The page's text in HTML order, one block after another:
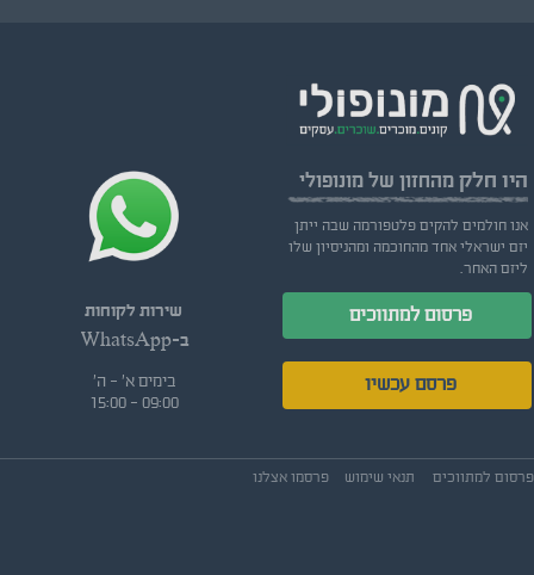
היו חלקמהחזון של מונופולי
אנו חולמים להקים פלטפורמה שבה ייתן
יזם ישראלי אחד מהחוכמה ומהניסיון שלו
ליזם האחר.
פרסום למתווכים
פרסם עכשיו
שירות לקוחות
ב-WhatsApp
בימים א' - ה'
09:00 - 15:00
פרסום למתווכים תנאי שימוש פרסמו אצלנו